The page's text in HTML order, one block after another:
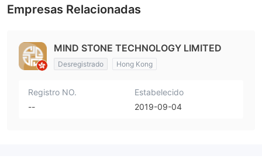
Empresas Relacionadas
MIND STONE TECHNOLOGY LIMITED
Desregistrado Hong Kong
Registro NO.
--
Estabelecido
2019-09-04